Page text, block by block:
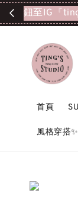
首頁
風格穿搭